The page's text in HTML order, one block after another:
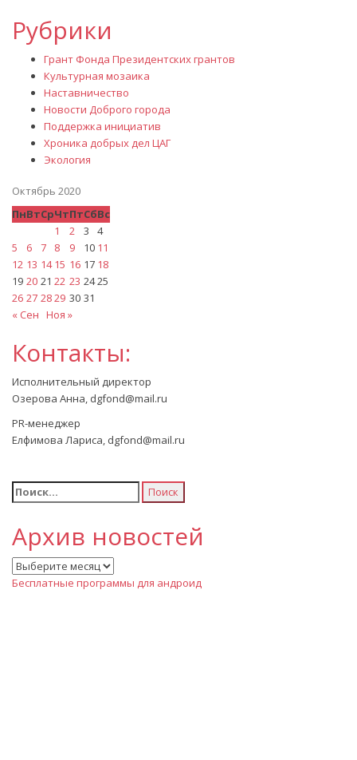
Рубрики
Грант Фонда Президентских грантов
Культурная мозаика
Наставничество
Новости Доброго города
Поддержка инициатив
Хроника добрых дел ЦАГ
Экология
Октябрь 2020
ПнВтСрЧтПтСбВс
1
2 3
4
5
6 7 8 9 10 11
12 13 14 15 16 17 18
19 20 21 22 23 2425
26 27 2829 30 31
« Сен Ноя »
Контакты:
Исполнительный директор
Озерова Анна, dgfond@mail.ru
PR-менеджер
Елфимова Лариса, dgfond@mail.ru
Найти:
Архив новостей
Архив
новостей
Бесплатные программы для андроид